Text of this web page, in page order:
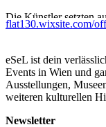
Die Künstler setzten
Mündlichkeit und
Ausstellung ist somit
und überprüft so
stellvertretend auch
Eroberung des
verschwindet und
zwischen Leben und
flat130.wixsite.com/
eSeL ist dein
Events in Wien und
Ausstellungen,
weiteren kulturellen
Newsletter